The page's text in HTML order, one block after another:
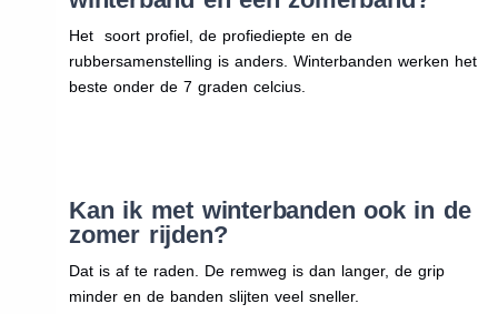
Het soort profiel, de profiediepte en de
rubbersamenstelling is anders. Winterbanden werken het
beste onder de 7 graden celcius.
Kan ik met winterbanden ook in de
zomer rijden?
Dat is af te raden. De remweg is dan langer, de grip
minder en de banden slijten veel sneller.